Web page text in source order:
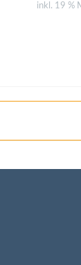
inkl. 19 %